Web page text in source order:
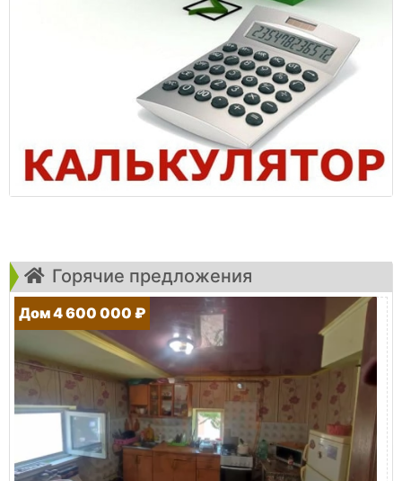
Горячие предложения
Дом 4 600 000 ₽